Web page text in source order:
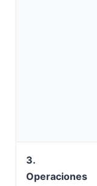
3.
Operaciones